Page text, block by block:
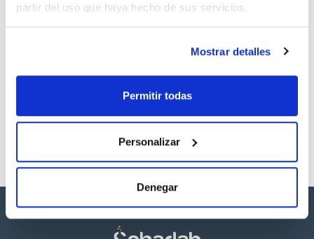
partir del uso que haya hecho de sus servicios.
Mostrar detalles
Permitir todas
Personalizar
Denegar
Regístrate para